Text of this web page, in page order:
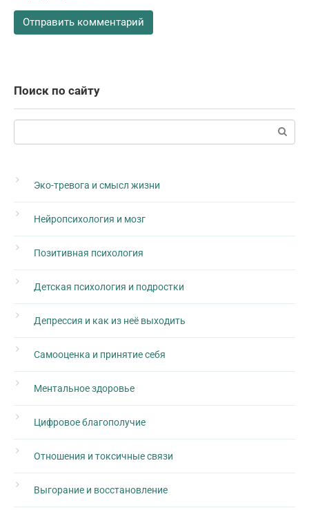
Поиск по сайту
Поиск:
Эко-тревога и смысл жизни
Нейропсихология и мозг
Позитивная психология
Детская психология и подростки
Депрессия и как из неё выходить
Самооценка и принятие себя
Ментальное здоровье
Цифровое благополучие
Отношения и токсичные связи
Выгорание и восстановление